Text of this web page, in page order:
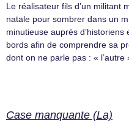
Le réalisateur fils d’un militant
natale pour sombrer dans un
minutieuse auprès d’historiens
bords afin de comprendre sa
dont on ne parle pas : « l’autre
Case manquante (La)